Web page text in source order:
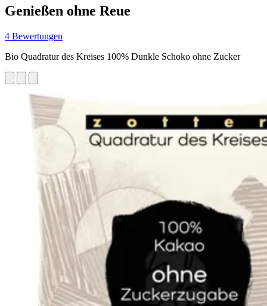
Genießen ohne Reue
4 Bewertungen
Bio Quadratur des Kreises 100% Dunkle Schoko ohne Zucker